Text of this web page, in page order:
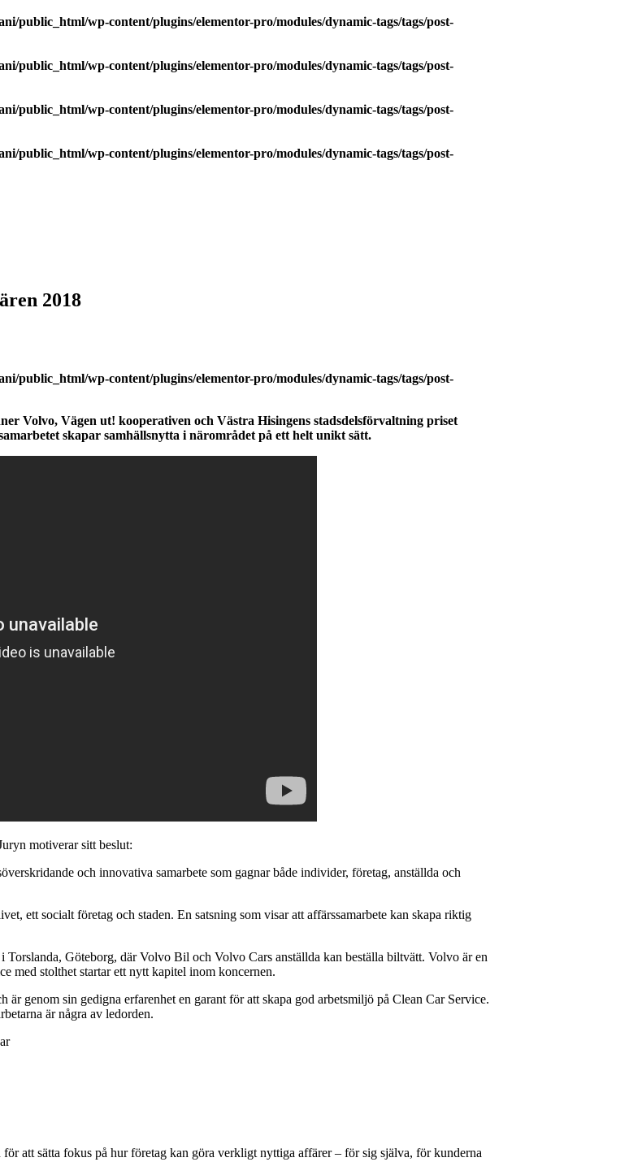
public_html/wp-content/plugins/elementor-pro/modules/dynamic-tags/tags/post-
public_html/wp-content/plugins/elementor-pro/modules/dynamic-tags/tags/post-
public_html/wp-content/plugins/elementor-pro/modules/dynamic-tags/tags/post-
public_html/wp-content/plugins/elementor-pro/modules/dynamic-tags/tags/post-
2018
public_html/wp-content/plugins/elementor-pro/modules/dynamic-tags/tags/post-
Volvo, Vägen ut! kooperativen och Västra Hisingens stadsdelsförvaltning priset
skapar samhällsnytta i närområdet på ett helt unikt sätt.
motiverar sitt beslut:
och innovativa samarbete som gagnar både individer, företag, anställda och
ett socialt företag och staden. En satsning som visar att affärssamarbete kan skapa riktig
Göteborg, där Volvo Bil och Volvo Cars anställda kan beställa biltvätt. Volvo är en
med stolthet startar ett nytt kapitel inom koncernen.
genom sin gedigna erfarenhet en garant för att skapa god arbetsmiljö på Clean Car Service.
är några av ledorden.
att sätta fokus på hur företag kan göra verkligt nyttiga affärer – för sig själva, för kunderna